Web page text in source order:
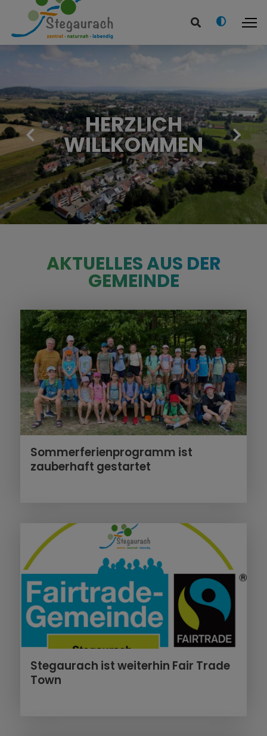
HERZLICH
WILLKOMMEN
AKTUELLES AUS DER
GEMEINDE
Sommerferienprogramm ist
zauberhaft gestartet
Stegaurach ist weiterhin Fair Trade
Town